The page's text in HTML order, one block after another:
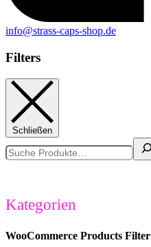
info@strass-caps-shop.de
Filters
Schließen
Suchen
Kategorien
WooCommerce Products Filter